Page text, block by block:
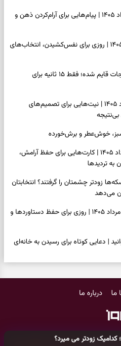
کدامیک زودتر می میرد؟
فال فرشتگان امروز جمعه ۱۶ مرداد ۱۴۰۵ | پیام‌هایی برای آرام‌کردن ذهن و
فال روزانه امروز جمعه ۱۶ مرداد ۱۴۰۵ | روزی برای نفس‌کشیدن، انتخاب‌های
بازی فکری | تکه پیتزا میان سبزیجات قایم شده؛ فقط ۱۵ ثانیه برای
فال ابجد امروز پنجشنبه ۱۵ مرداد ۱۴۰۵ | نیت‌هایی برای تصمیم‌های
خوش‌عطر و برش‌خورده
فال تاروت امروز پنجشنبه ۱۵ مرداد ۱۴۰۵ | کارت‌هایی برای حفظ آرامش،
تردیدها
چشمتان را گرفتند؟ انتخابتان
می‌دهد
فال سرنوشت امروز پنجشنبه ۱۵ مرداد ۱۴۰۵ | روزی برای حفظ دستاوردها و
| دعایی کوتاه برای رسیدن به خانه‌ای
ما درباره ما